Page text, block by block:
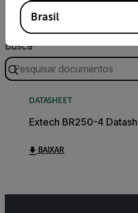
Busca
DATASHEET
Extech BR250-4
BAIXAR
Brasil